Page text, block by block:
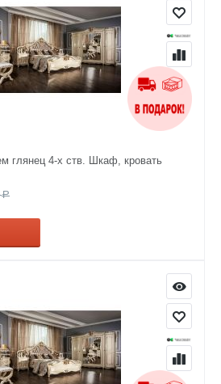
глянец 4-х ств. Шкаф, кровать
Р